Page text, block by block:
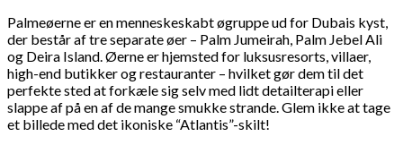
Palmeøerne er en menneskeskabt øgruppe ud for Dubais kyst,
der består af tre separate øer – Palm Jumeirah, Palm Jebel Ali
og Deira Island. Øerne er hjemsted for luksusresorts, villaer,
high-end butikker og restauranter – hvilket gør dem til det
perfekte sted at forkæle sig selv med lidt detailterapi eller
slappe af på en af de mange smukke strande. Glem ikke at tage
et billede med det ikoniske “Atlantis”-skilt!